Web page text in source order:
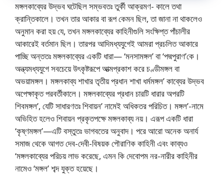
মঙ্গলকাব্যের উদ্ভব ঘটেছিল সম্ভবতঃ তুর্কী আক্রমণ- কালে তথা
ক্রান্তিকালে। তখন তার আকার বা রূপ কেমন ছিল, তা জানা না থাকলেও
অনুমান করা হয় যে, তখন মঙ্গলকাব্যের কাহিনীগুলি সংক্ষিপ্ত পাঁচালীর
আকারেই বর্তমান ছিল। তারপর আদিমধ্যযুগেই আমরা প্রচলিত আকারে
পাচ্ছি অন্ততঃ মঙ্গলকাব্যের একটি ধারা— ‘মনসামঙ্গল’ বা ‘পদ্মপুরাণ’কে।
অন্ত্যমধ্যযুগে সবচেয়ে উৎকৃষ্টরূপে আত্মপ্রকাশ করে চণ্ডীমঙ্গল বা
অভয়ামঙ্গল। মঙ্গলকাব্য শাখার তৃতীয় প্রধান শাখা ধর্মমঙ্গল’ কাব্যের উদ্ভব
অপেক্ষাকৃত পরবর্তীকালে। মঙ্গলকাব্যের প্রধান চারটি ধারার অপরটি
শিবমঙ্গল’, যেটি সাধারণতঃ শিবায়ন’ নামেই অধিকতর পরিচিত। মঙ্গল’-নামে
অভিহিত হলেও শিবায়ন প্রকৃতপক্ষে মঙ্গলকাব্য নয়। এরূপ একটি ধারা
‘কৃষ্ণমঙ্গল’—এটি বস্তুতঃ ভাগবতের অনুবাদ। পরে আরাে অনেক অনার্য
সমাজ থেকে আগত দেব-দেবী-বিষয়ক পৌরাণিক কাহিনী এবং কাব্যও
‘মঙ্গলকাব্যের পরিচয় লাভ করেছে, এমন কি দেবােপম নর-নারীর কাহিনীর
নামেও ‘মঙ্গল’ শব্দ যুক্ত হয়েছে।